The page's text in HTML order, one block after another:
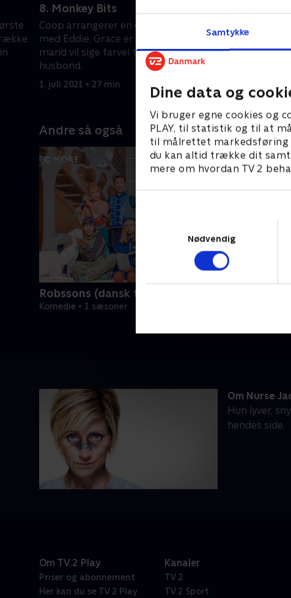
Samtykke
Dine data og
Vi bruger egne cookies og
PLAY, til statistik og til at
til målrettet markedsføring
du kan altid trække dit
mere om hvordan TV 2
Nødvendig
8. Monkey Bits
Coop arrangerer en date for Giorgia
med Eddie. Grace er til psykiater. En
mand vil sige farvel til sin døende
husbond.
1. juli 2021 • 27 min
købe stoffer
O'Hara.
1. juli 2021 • 26
Andre så også
Robssons (dansk tale)
Komedie • 1 sæsoner
Om Nurse
Hun lyver,
hendes side.
Om TV 2 Play
Priser og abonnement
Her kan du se TV 2 Play
Kanaler
TV 2
TV 2 Sport